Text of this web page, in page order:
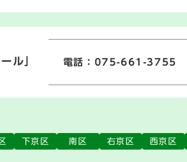
ル」 電話：075-661-3755
下京区 南区 右京区 西京区